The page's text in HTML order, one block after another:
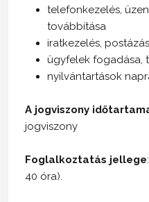
telefonkezelés,
továbbítása
iratkezelés,
ügyfelek fogadása,
nyilvántartások
A jogviszony
jogviszony
Foglalkoztatás jellege
40 óra).